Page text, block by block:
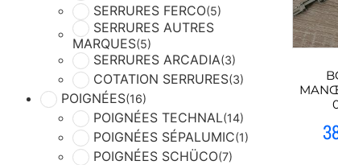
SERRURES FERCO(5)
SERRURES AUTRES
MARQUES(5)
SERRURES ARCADIA(3)
COTATION SERRURES(3)
POIGNÉES(16)
POIGNÉES TECHNAL(14)
POIGNÉES SÉPALUMIC(1)
POIGNÉES SCHÜCO(7)